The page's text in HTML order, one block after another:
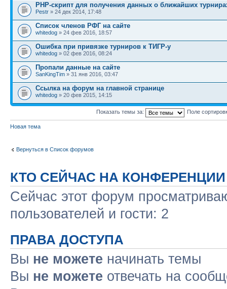
PHP-скрипт для получения данных о ближайших
Pestr » 24 дек 2014, 17:48
Список членов РФГ на сайте
whitedog » 24 фев 2016, 18:57
Ошибка при привязке турниров к ТИГР-у
whitedog » 02 фев 2016, 08:24
Пропали данные на сайте
SanKingTim » 31 янв 2016, 03:47
Ссылка на форум на главной странице
whitedog » 20 фев 2015, 14:15
Показать темы за: Поле
Новая тема
Вернуться в Список форумов
КТО СЕЙЧАС НА КОНФЕРЕНЦИИ
Сейчас этот форум
пользователей и гости: 2
ПРАВА ДОСТУПА
Вы не можете начинать темы
Вы не можете отвечать на